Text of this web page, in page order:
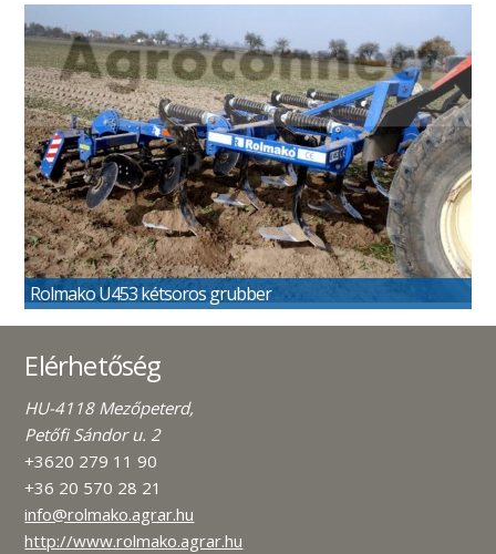
Rolmako U453 kétsoros grubber
Elérhetőség
HU-4118 Mezőpeterd,
Petőfi Sándor u. 2
+3620 279 11 90
+36 20 570 28 21
info@rolmako.agrar.hu
http://www.rolmako.agrar.hu